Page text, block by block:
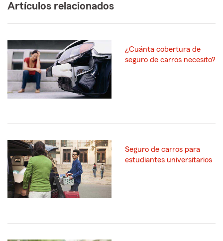
Artículos relacionados
¿Cuánta cobertura de
seguro de carros necesito?
Seguro de carros para
estudiantes universitarios